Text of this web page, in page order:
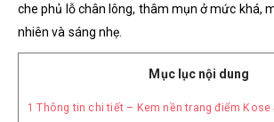
che phủ lỗ chân lông, thâm mụn ở mức khá,
nhiên và sáng nhẹ.
Mục lục nội dung
1 Thông tin chi tiết – Kem nền trang điểm Kose